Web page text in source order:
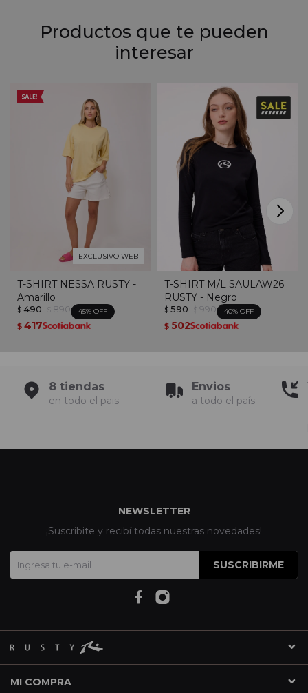
Productos que te pueden
interesar
EXCLUSIVO WEB
T-SHIRT NESSA RUSTY -
Amarillo
$ 490 $ 890 45
$ 417
T-SHIRT M/L SAULAW26
RUSTY - Negro
$ 590 $ 990 40
$ 502
8 tiendas
en todo el pais
Envios
a todo el país
MI COMPRA
NEWSLETTER
¡Suscribite y recibí todas nuestras novedades!
SUSCRIBIRME